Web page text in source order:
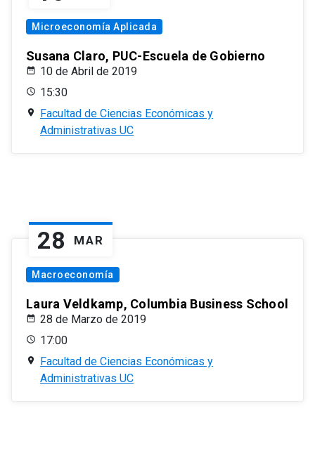
Microeconomía Aplicada
Susana Claro, PUC-Escuela de Gobierno
10 de Abril de 2019
15:30
Facultad de Ciencias Económicas y
Administrativas UC
28 MAR
Macroeconomía
Laura Veldkamp, Columbia Business School
28 de Marzo de 2019
17:00
Facultad de Ciencias Económicas y
Administrativas UC